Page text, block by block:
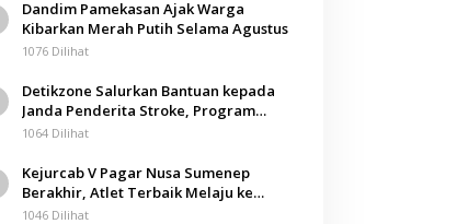
Dandim Pamekasan Ajak Warga
Kibarkan Merah Putih Selama Agustus
1076 Dilihat
Detikzone Salurkan Bantuan kepada
Janda Penderita Stroke, Program
Berbagi Masuki Hari ke-61
1064 Dilihat
Kejurcab V Pagar Nusa Sumenep
Berakhir, Atlet Terbaik Melaju ke
Kejurwil Jatim
1046 Dilihat